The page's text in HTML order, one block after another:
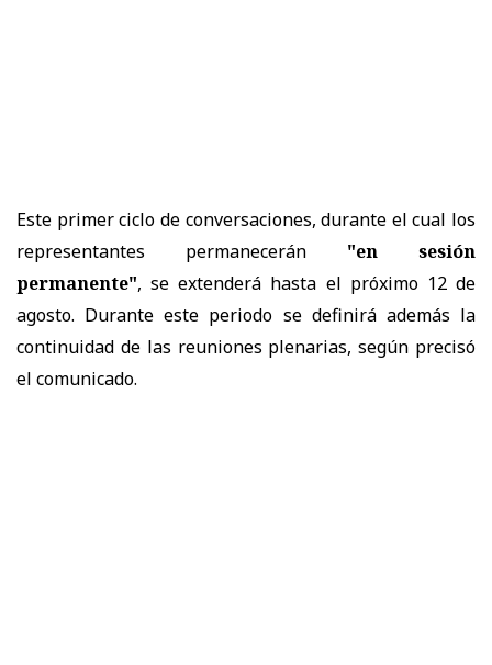
Este primer ciclo de conversaciones, durante el cual los
representantes permanecerán "en sesión
permanente", se extenderá hasta el próximo 12 de
agosto. Durante este periodo se definirá además la
continuidad de las reuniones plenarias, según precisó
el comunicado.